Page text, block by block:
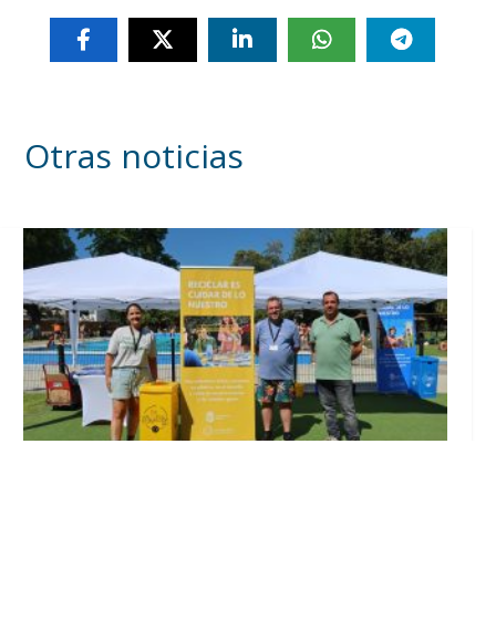
Otras noticias